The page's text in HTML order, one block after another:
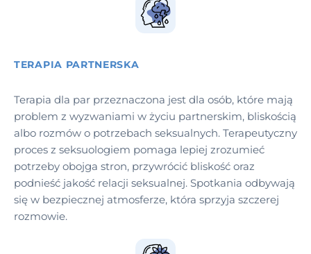
TERAPIA PARTNERSKA
Terapia dla par przeznaczona jest dla osób, które mają
problem z wyzwaniami w życiu partnerskim, bliskością
albo rozmów o potrzebach seksualnych. Terapeutyczny
proces z seksuologiem pomaga lepiej zrozumieć
potrzeby obojga stron, przywrócić bliskość oraz
podnieść jakość relacji seksualnej. Spotkania odbywają
się w bezpiecznej atmosferze, która sprzyja szczerej
rozmowie.